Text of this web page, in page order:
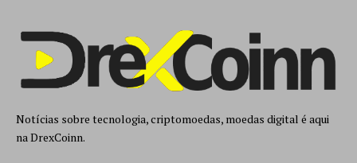
Notícias sobre tecnologia, criptomoedas, moedas digital é aqui
na DrexCoinn.